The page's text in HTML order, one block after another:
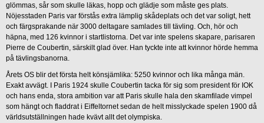
glömmas, sår som skulle läkas, hopp och glädje som måste ges plats.
Nöjesstaden Paris var förstås extra lämplig skådeplats och det var soligt, hett
och färgsprakande när 3000 deltagare samlades till tävling. Och, hör och
häpna, med 126 kvinnor i startlistorna. Det var inte spelens skapare, parisaren
Pierre de Coubertin, särskilt glad över. Han tyckte inte att kvinnor hörde hemma
på tävlingsbanorna.
Årets OS blir det första helt könsjämlika: 5250 kvinnor och lika många män.
Exakt avvägt. I Paris 1924 skulle Coubertin tacka för sig som president för IOK
och hans enda, stora ambition var att Paris skulle hala den skamfilade vimpel
som hängt och fladdrat i Eiffeltornet sedan de helt misslyckade spelen 1900 då
världsutställningen hade kvävt allt det olympiska.